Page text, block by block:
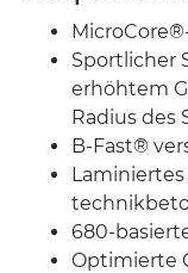
Sportlicher
erhöhtem
Radius des
B-Fast®
680-
Optimierte